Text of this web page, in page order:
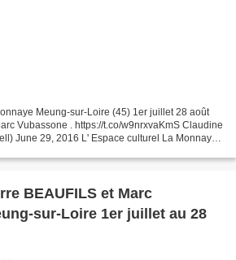
Meung-sur-Loire (45) 1er juillet 28 août
Vubassone . https://t.co/w9nrxvaKmS Claudine
June 29, 2016 L' Espace culturel La Monnaye
BEAUFILS et Marc
sur-Loire 1er juillet au 28